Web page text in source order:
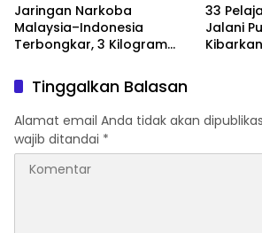
Jaringan Narkoba
Malaysia–Indonesia
Terbongkar, 3 Kilogram
Lewat Tanjungpinang
33
Jalani
Tinggalkan Balasan
Alamat email Anda tidak akan
wajib ditandai *